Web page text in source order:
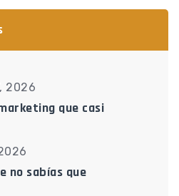
2026
que casi
no sabías que